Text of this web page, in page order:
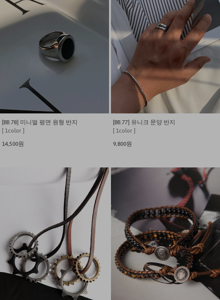
[BB.78] 미니멀 평면 원형 반지
[ 1color ]
14,500원
[BB.77] 유니크 문양 반지
[ 1color ]
9,800원